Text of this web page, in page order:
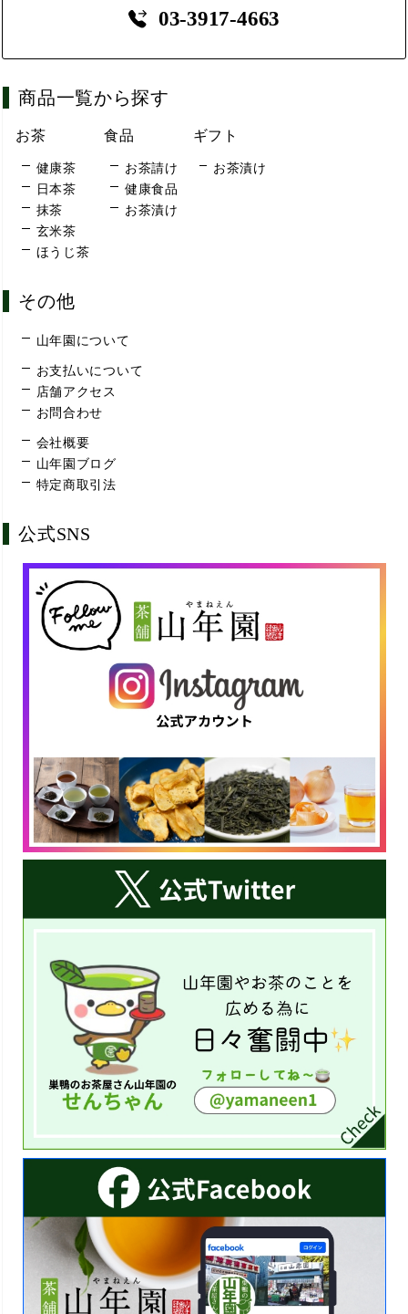
03-3917-4663
商品一覧から探す
お茶
健康茶
日本茶
抹茶
玄米茶
ほうじ茶
食品
お茶請け
健康食品
お茶漬け
ギフト
お茶漬け
その他
山年園について
お支払いについて
店舗アクセス
お問合わせ
会社概要
山年園ブログ
特定商取引法
公式SNS